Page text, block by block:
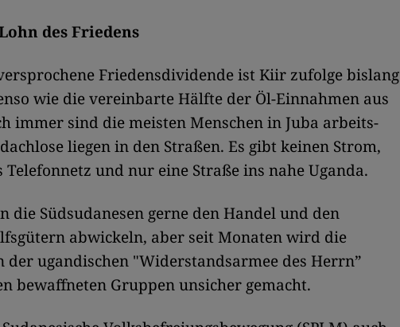
des Friedens
Friedensdividende ist Kiir zufolge bislang
wie die vereinbarte Hälfte der Öl-Einnahmen aus
immer sind die meisten Menschen in Juba arbeits-
liegen in den Straßen. Es gibt keinen Strom,
und nur eine Straße ins nahe Uganda.
die Südsudanesen gerne den Handel und den
abwickeln, aber seit Monaten wird die
der ugandischen "Widerstandsarmee des Herrn”
bewaffneten Gruppen unsicher gemacht.